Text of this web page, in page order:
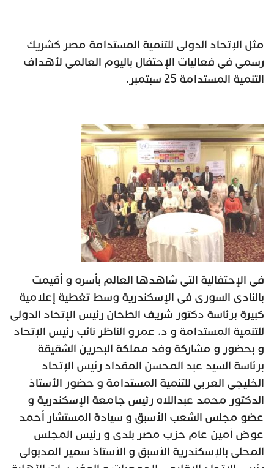
مثل الإتحاد الدولى للتنمية المستدامة مصر كشريك
رسمى فى فعاليات الإحتفال باليوم العالمى لأهداف
التنمية المستدامة 25 سبتمبر.
فى الإحتفالية التى شاهدها العالم بأسره و أقيمت
بالنادى السورى فى الإسكندرية وسط تغطية إعلامية
كبيرة برئاسة دكتور شريف الطحان رئيس الإتحاد الدولى
للتنمية المستدامة و د. عمرو الناظر نائب رئيس الإتحاد
و بحضور و مشاركة وفد مملكة البحرين الشقيقة
برئاسة السيد عبد المحسن المقداد رئيس الإتحاد
الخليجى العربى للتنمية المستدامة و حضور الأستاذ
الدكتور محمد عبداللاه رئيس جامعة الإسكندرية و
عضو مجلس الشعب الأسبق و سيادة المستشار أحمد
عوض أمين عام حزب مصر بلدى و رئيس المجلس
المحلى بالإسكندرية الأسبق و الأستاذ سمير المدبولى